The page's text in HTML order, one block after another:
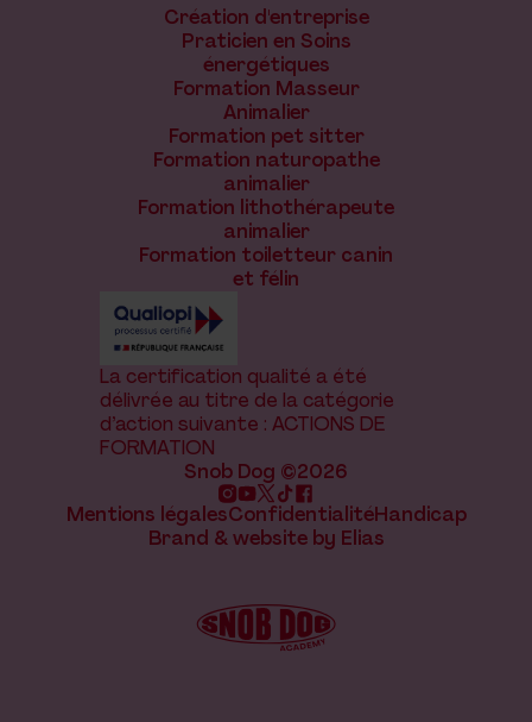
Création d'entreprise
Praticien en Soins
énergétiques
Formation Masseur
Animalier
Formation pet sitter
Formation naturopathe
animalier
Formation lithothérapeute
animalier
Formation toiletteur canin
et félin
La certification qualité a été
délivrée au titre de la catégorie
d’action suivante : ACTIONS DE
FORMATION
Snob Dog ©2026
Mentions légalesConfidentialitéHandicap
Brand & website by Elias